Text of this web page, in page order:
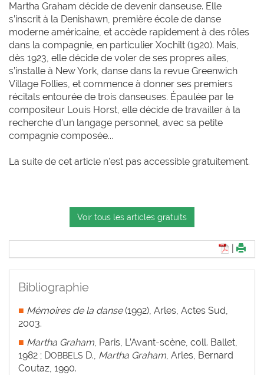
Martha Graham décide de devenir danseuse. Elle
s’inscrit à la Denishawn, première école de danse
moderne américaine, et accède rapidement à des rôles
dans la compagnie, en particulier Xochilt (1920). Mais,
dès 1923, elle décide de voler de ses propres ailes,
s’installe à New York, danse dans la revue Greenwich
Village Follies, et commence à donner ses premiers
récitals entourée de trois danseuses. Épaulée par le
compositeur Louis Horst, elle décide de travailler à la
recherche d’un langage personnel, avec sa petite
compagnie composée...
La suite de cet article n'est pas accessible gratuitement.
Voir tous les articles gratuits
Bibliographie
■ Mémoires de la danse(1992), Arles, Actes Sud,
2003.
■ Martha Graham, Paris, L’Avant-scène, coll. Ballet,
1982 ; DOBBELS D., Martha Graham, Arles, Bernard
Coutaz, 1990.